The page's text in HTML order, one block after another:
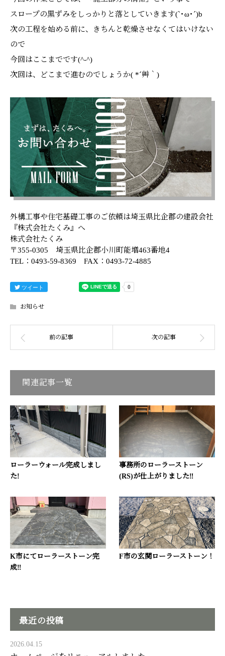
スロープの黒ずみをしっかりと落としていきます(`･ω･´)b
次の工程を始める前に、きちんと乾燥させなくてはいけない
ので
今回はここまでです(^-^)
次回は、どこまで進むのでしょうか( *´艸｀)
外構工事や住宅基礎工事のご依頼は埼玉県比企郡の建設会社
『株式会社たくみ』へ
株式会社たくみ
〒355-0305 埼玉県比企郡小川町能増463番地4
TEL：0493-59-8369 FAX：0493-72-4885
ツイート
お知らせ
関連記事一覧
ローラーウォール完成しまし
た!
事務所のローラーストーン
(RS)が仕上がりました‼
K市にてローラーストーン完
成‼
F市の玄関ローラーストーン！
最近の投稿
2026.04.15